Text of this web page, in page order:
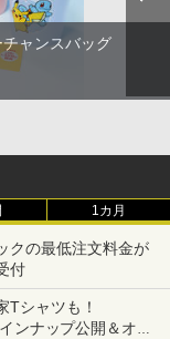
ャンスバッグ
1カ月
クの最低注文料金が
付
Tシャツも！
ンナップ公開＆オン